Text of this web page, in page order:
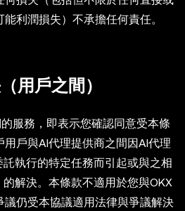
利潤損失）不承擔任何責任。
用戶之間）
服務，即表示您確認同意受本條
戶與AI代理提供商之間因AI代理
執行的特定任務而引起或與之相
解決。本條款不適用於您與OKX
議仍受本協議適用法律與爭議解決